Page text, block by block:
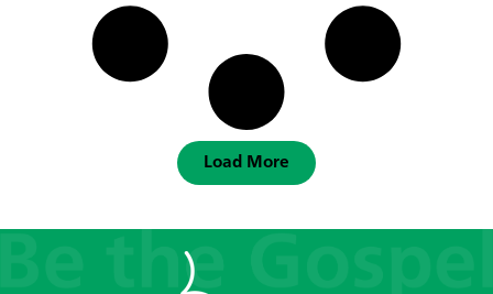
Load More